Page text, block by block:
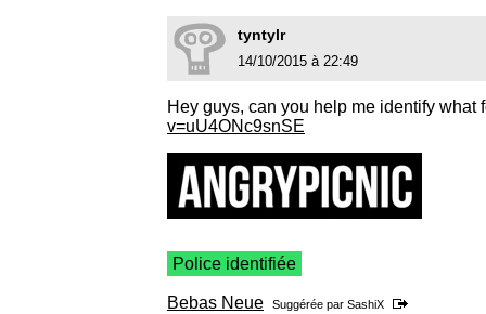
tyntylr
14/10/2015 à 22:49
Hey guys, can you help me identify
v=uU4ONc9snSE
Police identifiée
Bebas Neue Suggérée par SashiX